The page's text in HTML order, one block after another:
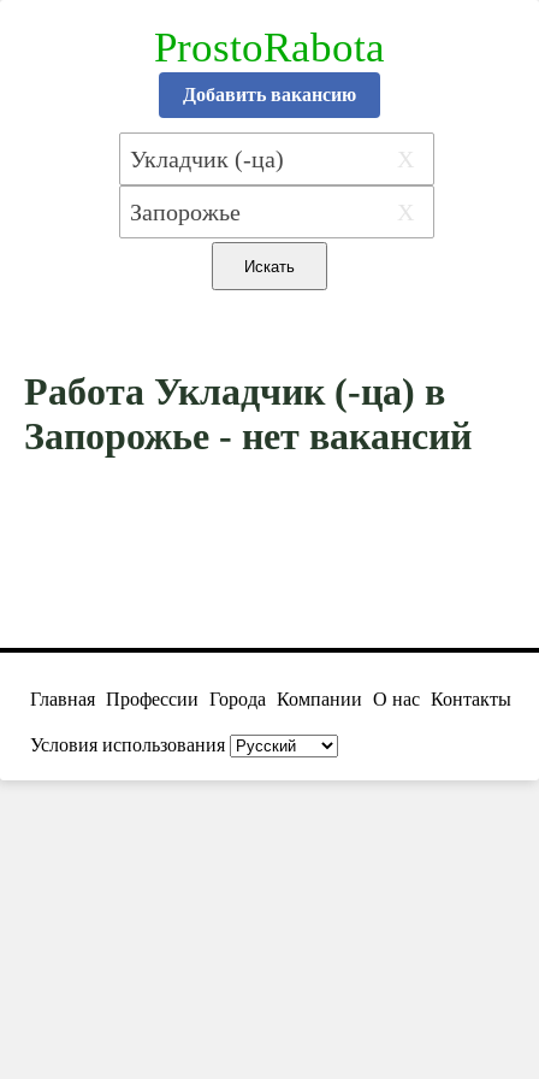
ProstoRabota
Добавить вакансию
X
X
Работа Укладчик (-ца) в
Запорожье - нет вакансий
Главная Профессии Города Компании О нас Контакты
Условия использования